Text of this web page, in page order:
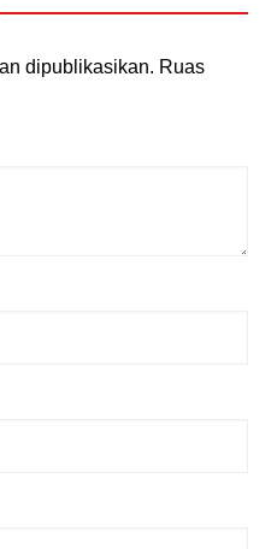
dipublikasikan. Ruas